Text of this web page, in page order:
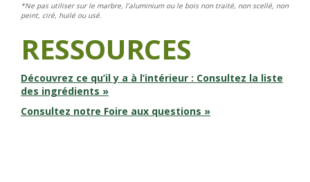
*Ne pas utiliser sur le marbre, l’aluminium ou le bois non traité, non scellé, non
peint, ciré, huilé ou usé.
RESSOURCES
Découvrez ce qu’il y a à l’intérieur : Consultez la liste
des ingrédients »
Consultez notre Foire aux questions »